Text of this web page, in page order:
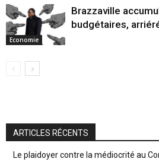
Economie
Brazzaville
budgétaires,
ARTICLES RÉCENTS
Le plaidoyer contre la médiocrité au